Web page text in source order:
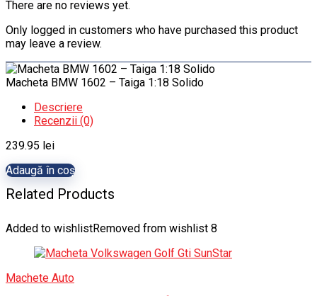
There are no reviews yet.
Only logged in customers who have purchased this product
may leave a review.
Macheta BMW 1602 – Taiga 1:18 Solido
Descriere
Recenzii (0)
239.95 lei
Adaugă în coș
Related Products
Added to wishlistRemoved from wishlist 8
Machete Auto